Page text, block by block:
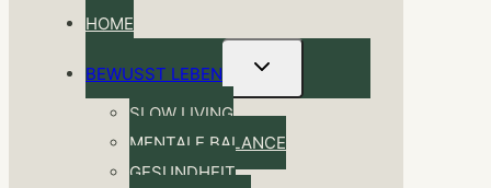
HOME
BEWUSST LEBEN
Untermenü
SLOW LIVING
MENTALE BALANCE
GESUNDHEIT